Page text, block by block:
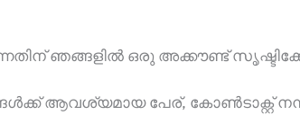
ഞങ്ങളിൽ ഒരു അക്കൗണ്ട്
ആവശ്യമായ പേര്, കോൺടാക്റ്റ്